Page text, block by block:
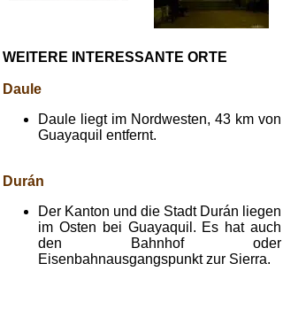
WEITERE INTERESSANTE ORTE
Daule
Daule liegt im Nordwesten, 43 km von
Guayaquil entfernt.
Durán
Der Kanton und die Stadt Durán liegen
im Osten bei Guayaquil. Es hat auch
den Bahnhof oder
Eisenbahnausgangspunkt zur Sierra.